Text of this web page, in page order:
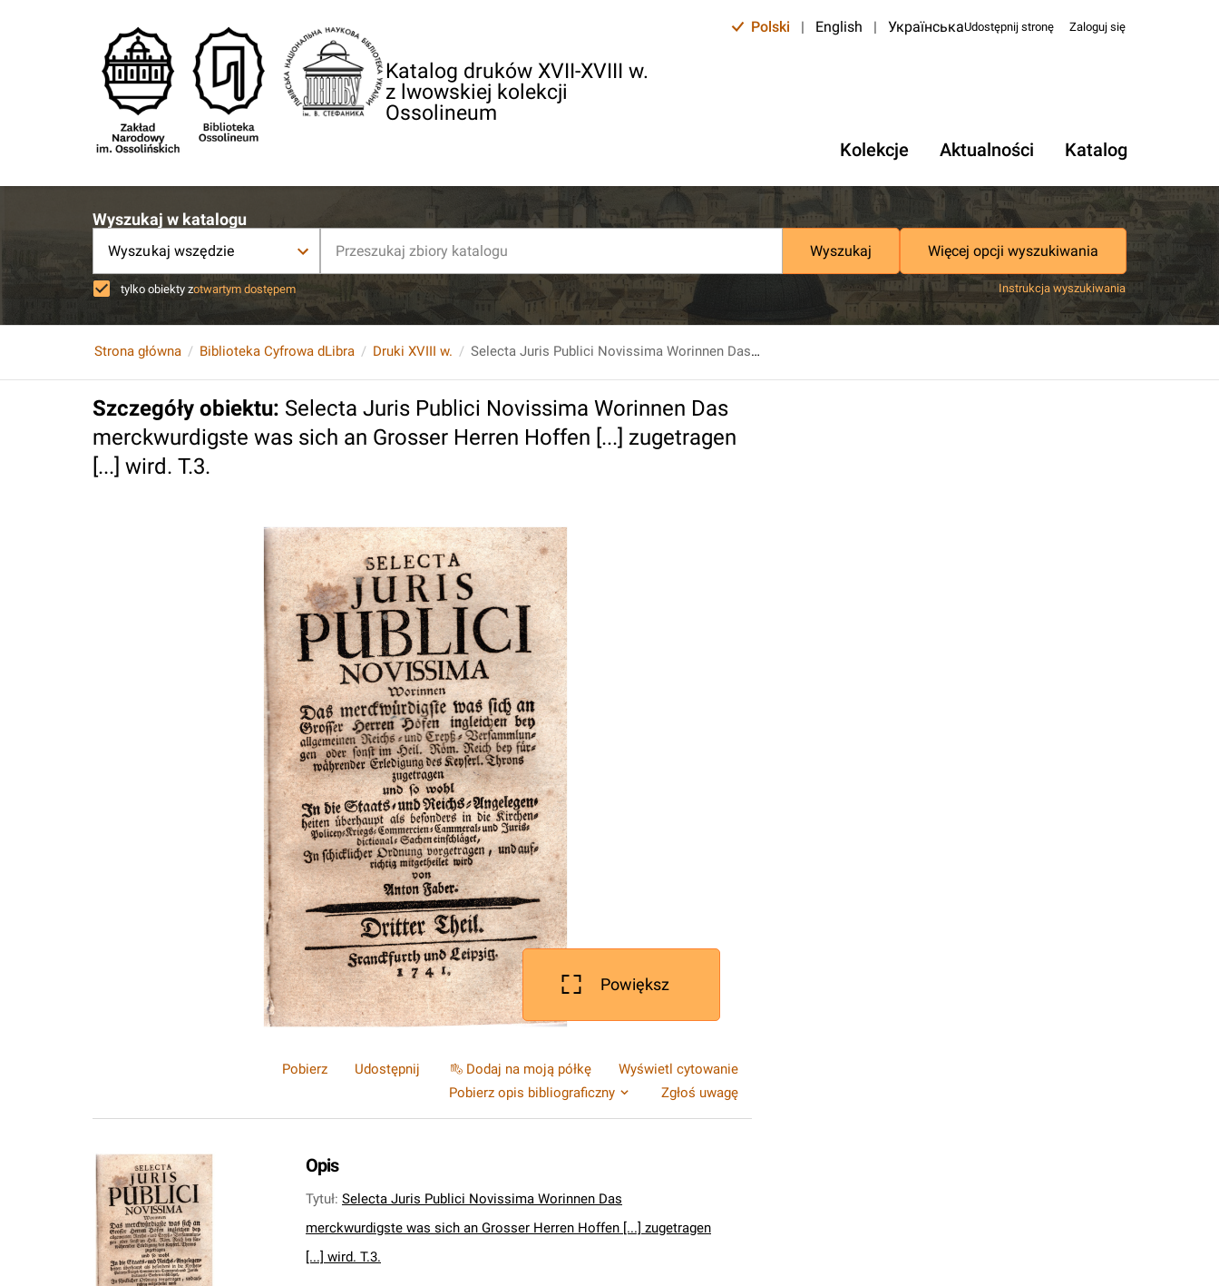
Katalog druków XVII-XVIII w.
z lwowskiej kolekcji
Ossolineum
Polski | English | УкраїнськаUdostępnij stronę Zaloguj się
Kolekcje Aktualności Katalog
Wyszukaj w katalogu
Wyszukaj wszędzie Wyszukaj Więcej opcji wyszukiwania
tylko obiekty zotwartym dostępem Instrukcja wyszukiwania
Strona główna Biblioteka Cyfrowa dLibra Druki XVIII w. Selecta Juris Publici Novissima Worinnen Das merckwurdigste was sich an Grosser Herren Hoffen [...] zugetragen [...] wird. T.3.
Szczegóły obiektu: Selecta Juris Publici Novissima Worinnen Das
merckwurdigste was sich an Grosser Herren Hoffen [...] zugetragen
[...] wird. T.3.
Powiększ
Pobierz Udostępnij Dodaj na moją półkę
Wyświetl cytowanie
Pobierz opis bibliograficzny
Zgłoś uwagę
Opis
Tytuł: Selecta Juris Publici Novissima Worinnen Das
merckwurdigste was sich an Grosser Herren Hoffen [...] zugetragen
[...] wird. T.3.